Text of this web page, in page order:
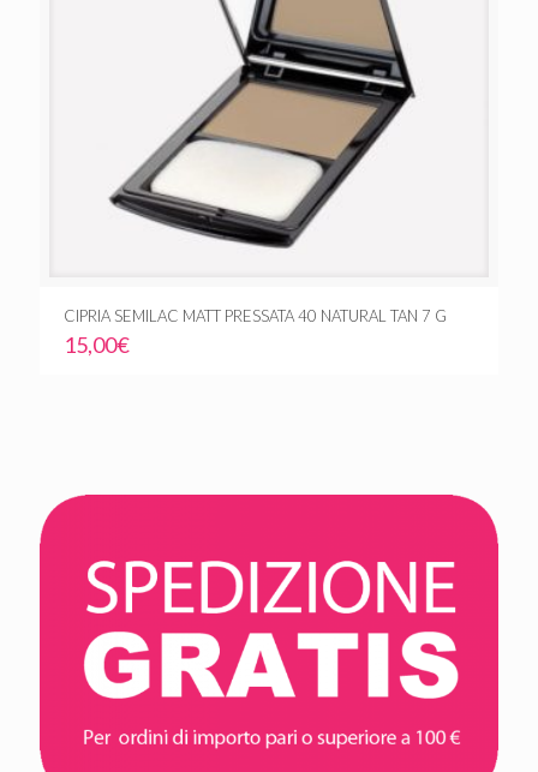
CIPRIA SEMILAC MATT PRESSATA 40 NATURAL TAN 7 G
15,00€